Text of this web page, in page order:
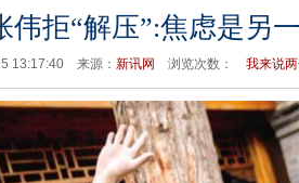
伟拒“解压”:焦虑是另
13:17:40 来源： 新讯网 浏览次数： 我来说